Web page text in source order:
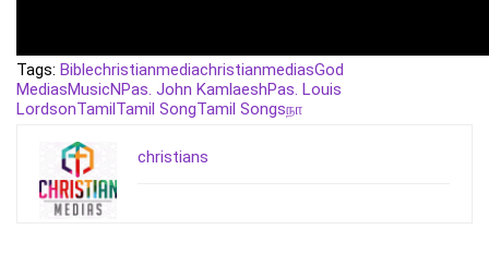
Tags: BiblechristianmediachristianmediasGod
MediasMusicNPas. John KamlaeshPas. Louis
LordsonTamilTamil SongTamil Songsநா
christians